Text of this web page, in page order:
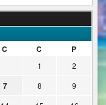
C C P
1
2
7 8
9